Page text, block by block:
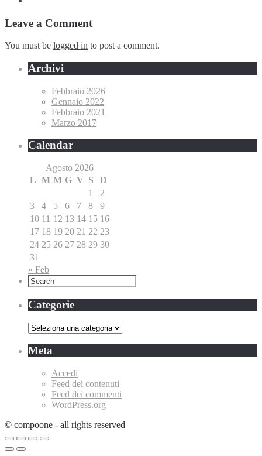
Leave a Comment
You must be logged in to post a comment.
Archivi
Febbraio 2026
Gennaio 2022
Febbraio 2021
Marzo 2017
Calendar
Agosto 2026
L M M G V S
D
1
2
3
4 5 6 7 8
9
10 11 12 13 14 15 16
17 18 19 20 21 22 23
24 25 26 27 28 29 30
31
« Feb
Categorie
Categorie
Meta
Accedi
Feed dei contenuti
Feed dei commenti
WordPress.org
© compoone - all rights reserved